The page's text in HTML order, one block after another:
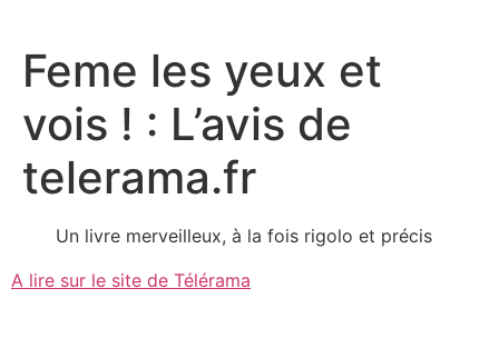
contenu
Feme les yeux et
vois ! : L’avis de
telerama.fr
Un livre merveilleux, à la fois rigolo et précis
A lire sur le site de Télérama